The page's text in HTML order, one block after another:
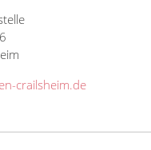
crailsheim.de